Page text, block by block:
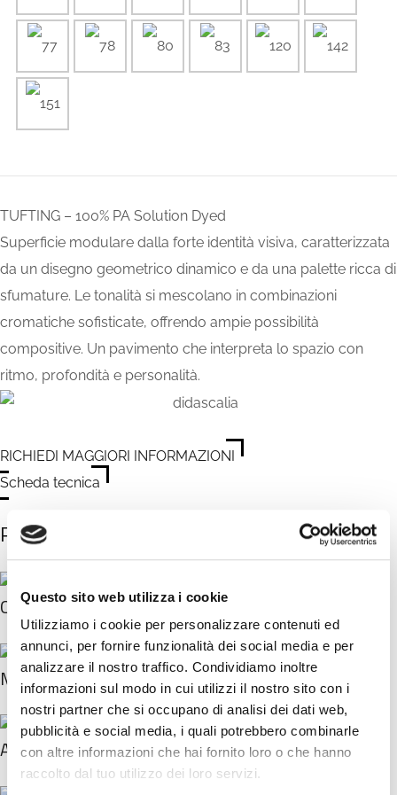
Questo sito web utilizza i cookie
Utilizziamo i cookie per personalizzare contenuti ed
annunci, per fornire funzionalità dei social media e per
analizzare il nostro traffico. Condividiamo inoltre
informazioni sul modo in cui utilizzi il nostro sito con i
nostri partner che si occupano di analisi dei dati web,
pubblicità e social media, i quali potrebbero combinarle
con altre informazioni che hai fornito loro o che hanno
raccolto dal tuo utilizzo dei loro servizi.
TUFTING – 100% PA Solution Dyed
Superficie modulare dalla forte identità visiva, caratterizzata
da un disegno geometrico dinamico e da una palette ricca di
sfumature. Le tonalità si mescolano in combinazioni
cromatiche sofisticate, offrendo ampie possibilità
compositive. Un pavimento che interpreta lo spazio con
ritmo, profondità e personalità.
RICHIEDI MAGGIORI INFORMAZIONI
Scheda tecnica
Posa in opera
Quarter-turned
Monolithic
Ashlar